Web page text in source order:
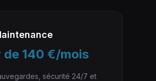
de 140 €/mois
sécurité 24/7 et